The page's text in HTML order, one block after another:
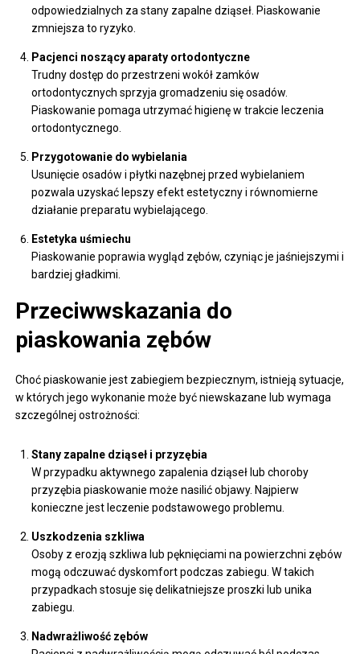
odpowiedzialnych za stany zapalne dziąseł. Piaskowanie
zmniejsza to ryzyko.
Pacjenci noszący aparaty ortodontyczne
Trudny dostęp do przestrzeni wokół zamków
ortodontycznych sprzyja gromadzeniu się osadów.
Piaskowanie pomaga utrzymać higienę w trakcie leczenia
ortodontycznego.
Przygotowanie do wybielania
Usunięcie osadów i płytki nazębnej przed wybielaniem
pozwala uzyskać lepszy efekt estetyczny i równomierne
działanie preparatu wybielającego.
Estetyka uśmiechu
Piaskowanie poprawia wygląd zębów, czyniąc je jaśniejszymi i
bardziej gładkimi.
Przeciwwskazania do
piaskowania zębów
Choć piaskowanie jest zabiegiem bezpiecznym, istnieją sytuacje,
w których jego wykonanie może być niewskazane lub wymaga
szczególnej ostrożności:
Stany zapalne dziąseł i przyzębia
W przypadku aktywnego zapalenia dziąseł lub choroby
przyzębia piaskowanie może nasilić objawy. Najpierw
konieczne jest leczenie podstawowego problemu.
Uszkodzenia szkliwa
Osoby z erozją szkliwa lub pęknięciami na powierzchni zębów
mogą odczuwać dyskomfort podczas zabiegu. W takich
przypadkach stosuje się delikatniejsze proszki lub unika
zabiegu.
Nadwrażliwość zębów